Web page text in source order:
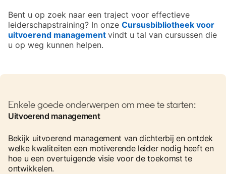
Bent u op zoek naar een traject voor effectieve
leiderschapstraining? In onze Cursusbibliotheek voor
uitvoerend management opens in a new tab
vindt u tal van cursussen die
u op weg kunnen helpen.
Enkele goede onderwerpen om mee te starten:
Uitvoerend management
Bekijk uitvoerend management van dichterbij en ontdek
welke kwaliteiten een motiverende leider nodig heeft en
hoe u een overtuigende visie voor de toekomst te
ontwikkelen.